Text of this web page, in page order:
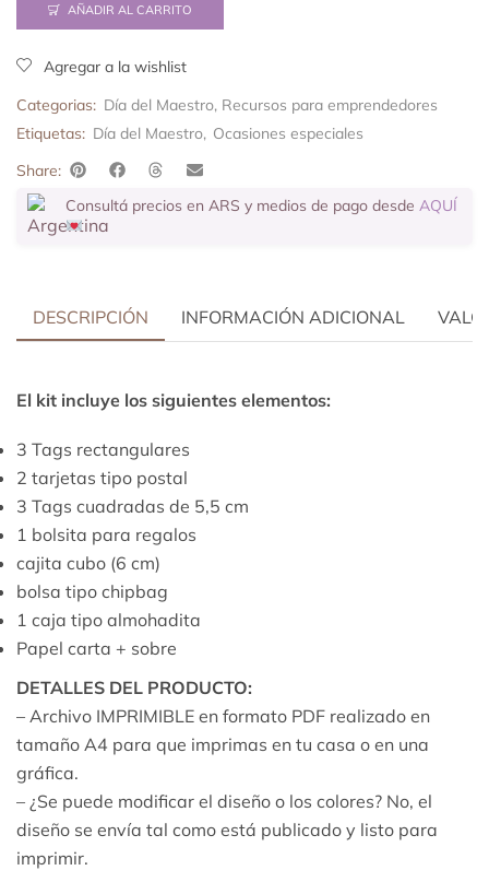
AÑADIR AL CARRITO
Agregar a la wishlist
Categorias: Día del Maestro, Recursos para emprendedores
Etiquetas: Día del Maestro, Ocasiones especiales
Share:
Consultá precios en ARS y medios de pago desde AQUÍ
DESCRIPCIÓN INFORMACIÓN ADICIONAL
El kit incluye los siguientes elementos:
3 Tags rectangulares
2 tarjetas tipo postal
3 Tags cuadradas de 5,5 cm
1 bolsita para regalos
cajita cubo (6 cm)
bolsa tipo chipbag
1 caja tipo almohadita
Papel carta + sobre
DETALLES DEL PRODUCTO:
– Archivo IMPRIMIBLE en formato PDF realizado en
tamaño A4 para que imprimas en tu casa o en una
gráfica.
– ¿Se puede modificar el diseño o los colores? No, el
diseño se envía tal como está publicado y listo para
imprimir.